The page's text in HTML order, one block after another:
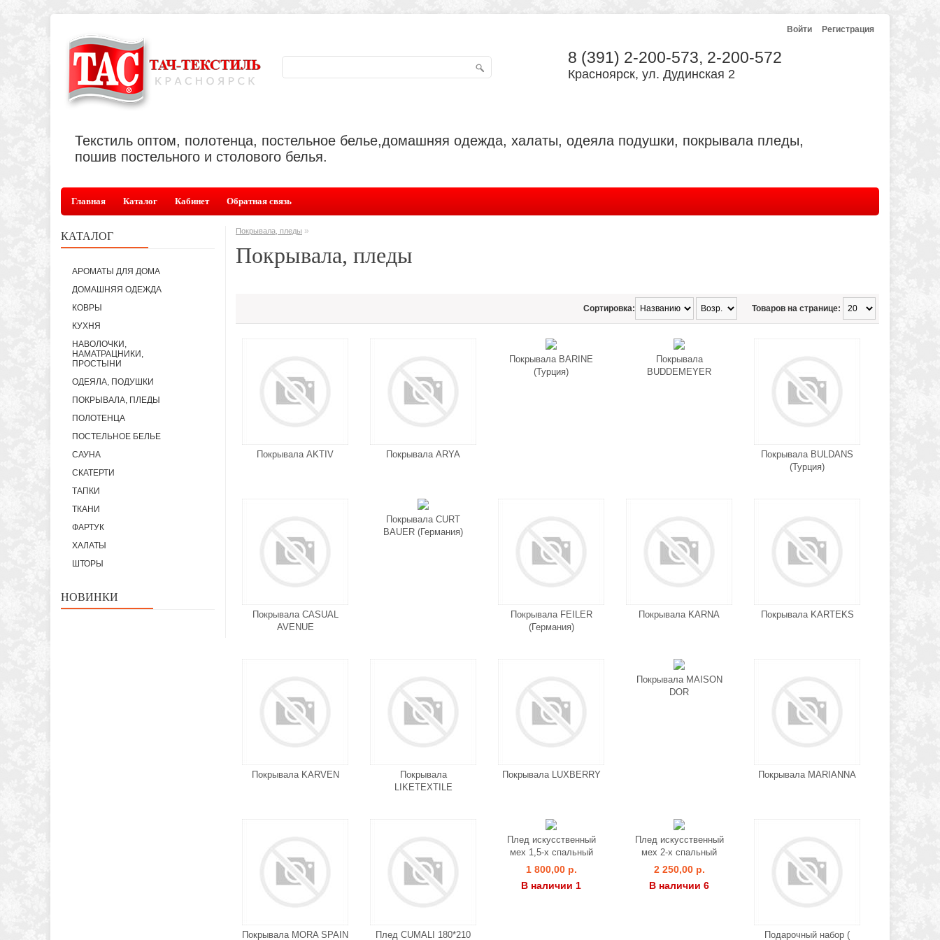
Войти Регистрация
8 (391) 2-200-573, 2-200-572
Красноярск, ул. Дудинская 2
Текстиль оптом, полотенца, постельное белье,домашняя одежда, халаты, одеяла подушки, покрывала пледы,
пошив постельного и столового белья.
Главная Каталог Кабинет Обратная связь
КАТАЛОГ
АРОМАТЫ ДЛЯ ДОМА
ДОМАШНЯЯ ОДЕЖДА
КОВРЫ
КУХНЯ
НАВОЛОЧКИ,
НАМАТРАЦНИКИ,
ПРОСТЫНИ
ОДЕЯЛА, ПОДУШКИ
ПОКРЫВАЛА, ПЛЕДЫ
ПОЛОТЕНЦА
ПОСТЕЛЬНОЕ БЕЛЬЕ
САУНА
СКАТЕРТИ
ТАПКИ
ТКАНИ
ФАРТУК
ХАЛАТЫ
ШТОРЫ
НОВИНКИ
Покрывала, пледы »
Покрывала, пледы
Товаров на странице:
Сортировка:
Покрывала AKTIV Покрывала ARYA
Покрывала BARINE
(Турция)
Покрывала
BUDDEMEYER
Покрывала BULDANS
(Турция)
Покрывала CASUAL
AVENUE
Покрывала CURT
BAUER (Германия)
Покрывала FEILER
(Германия)
Покрывала KARNA Покрывала KARTEKS
Покрывала KARVEN
Покрывала
LIKETEXTILE
Покрывала LUXBERRY
Покрывала MAISON
DOR
Покрывала MARIANNA
Покрывала MORA SPAIN Плед CUMALI 180*210
Плед искусственный
мех 1,5-х спальный
1 800,00 р.
В наличии 1
Плед искусственный
мех 2-х спальный
2 250,00 р.
В наличии 6
Подарочный набор (